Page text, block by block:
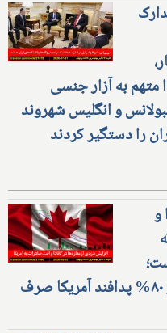
متهم به آزار جنسی
و انگلیس شهروند
را دستگیر کردند
و
تقریبا تمامی موشک‌های دوربرد و ۸۰% پدافند آمریکا صرف